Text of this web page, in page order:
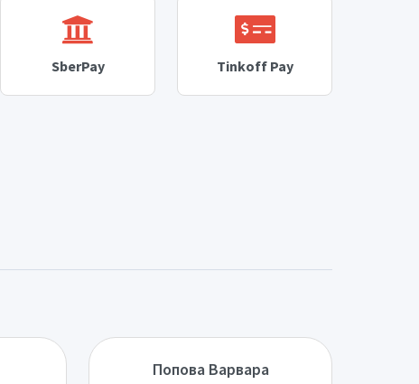
SberPay Tinkoff Pay
Попова Варвара